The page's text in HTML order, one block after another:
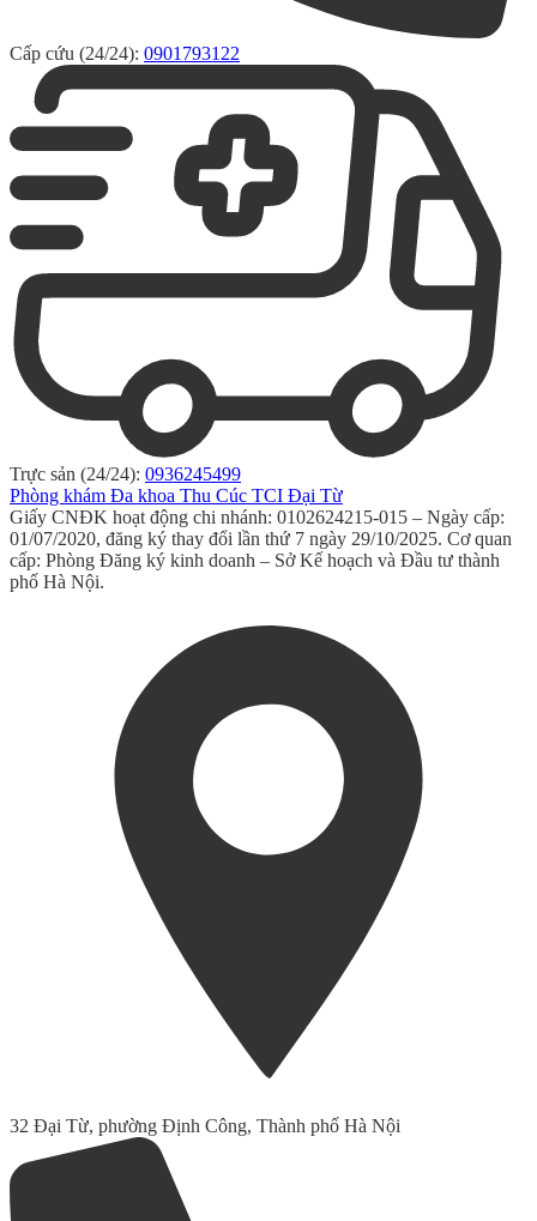
Cấp cứu (24/24): 0901793122
Trực sản (24/24): 0936245499
Phòng khám Đa khoa Thu Cúc TCI Đại Từ
Giấy CNĐK hoạt động chi nhánh: 0102624215-015 – Ngày cấp:
01/07/2020, đăng ký thay đổi lần thứ 7 ngày 29/10/2025. Cơ quan
cấp: Phòng Đăng ký kinh doanh – Sở Kế hoạch và Đầu tư thành
phố Hà Nội.
32 Đại Từ, phường Định Công, Thành phố Hà Nội